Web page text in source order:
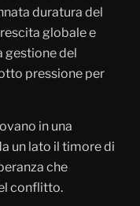
duratura del
globale e
gestione del
pressione per
in una
un lato il timore di
che
conflitto.